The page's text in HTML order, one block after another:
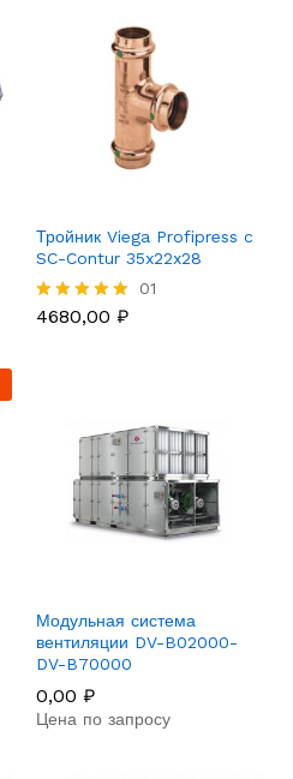
Тройник Viega Profipress c
SC-Contur 35x22x28
Rated
01
4680,00 ₽
Модульная система
вентиляции DV-B02000-
DV-B70000
0,00 ₽
Цена по запросу